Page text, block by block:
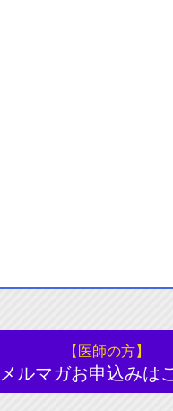
【医師の方】
メルマガお申込みは